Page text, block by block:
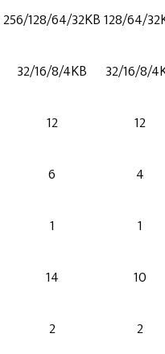
256/128/64/32KB128/64/
32/16/8/4KB 32/16/8/
12 12
6 4
1 1
14 10
2 2